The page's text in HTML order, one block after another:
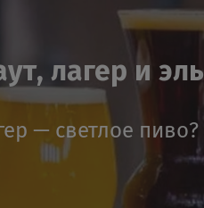
лагер и эль
— светлое